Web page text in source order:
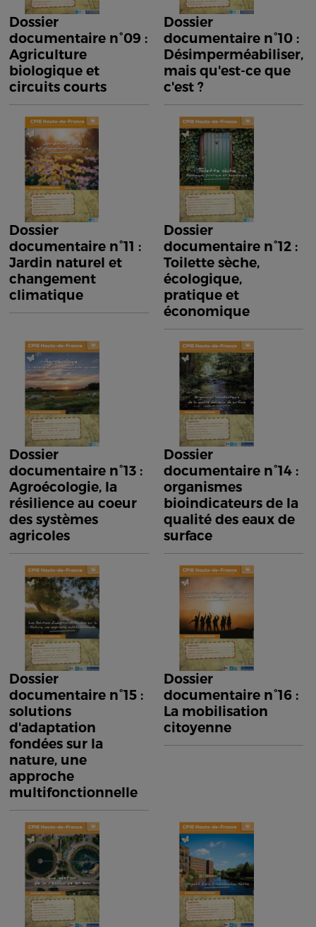
Dossier
documentaire n°09 :
Agriculture
biologique et
circuits courts
Dossier
documentaire n°10 :
Désimperméabiliser,
mais qu'est-ce que
c'est ?
Dossier
documentaire n°11 :
Jardin naturel et
changement
climatique
Dossier
documentaire n°12 :
Toilette sèche,
écologique,
pratique et
économique
Dossier
documentaire n°13 :
Agroécologie, la
résilience au coeur
des systèmes
agricoles
Dossier
documentaire n°14 :
organismes
bioindicateurs de la
qualité des eaux de
surface
Dossier
documentaire n°15 :
solutions
d'adaptation
fondées sur la
nature, une
approche
multifonctionnelle
Dossier
documentaire n°16 :
La mobilisation
citoyenne